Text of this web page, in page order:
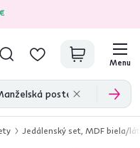
recenzií
Menu
Jedálenský set, MDF biela/